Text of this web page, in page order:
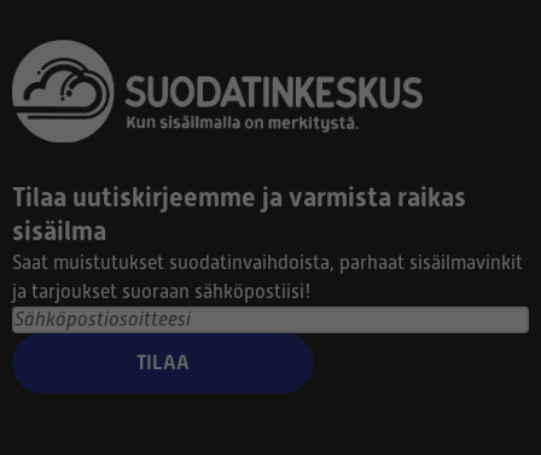
Tilaa uutiskirjeemme ja varmista raikas
sisäilma
Saat muistutukset suodatinvaihdoista, parhaat sisäilmavinkit
ja tarjoukset suoraan sähköpostiisi!
TILAA